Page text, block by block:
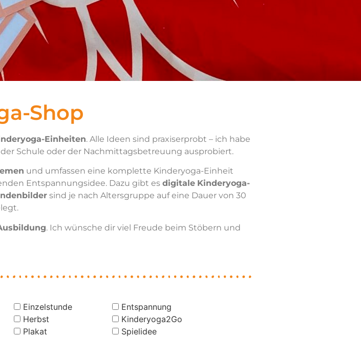
Shop
Einheiten. Alle Ideen sind praxiserprobt – ich habe
Schule oder der Nachmittagsbetreuung ausprobiert.
und umfassen eine komplette Kinderyoga-Einheit
Entspannungsidee. Dazu gibt es digitale Kinderyoga-
sind je nach Altersgruppe auf eine Dauer von 30
. Ich wünsche dir viel Freude beim Stöbern und
Einzelstunde
Entspannung
Herbst
Kinderyoga2Go
Plakat
Spielidee